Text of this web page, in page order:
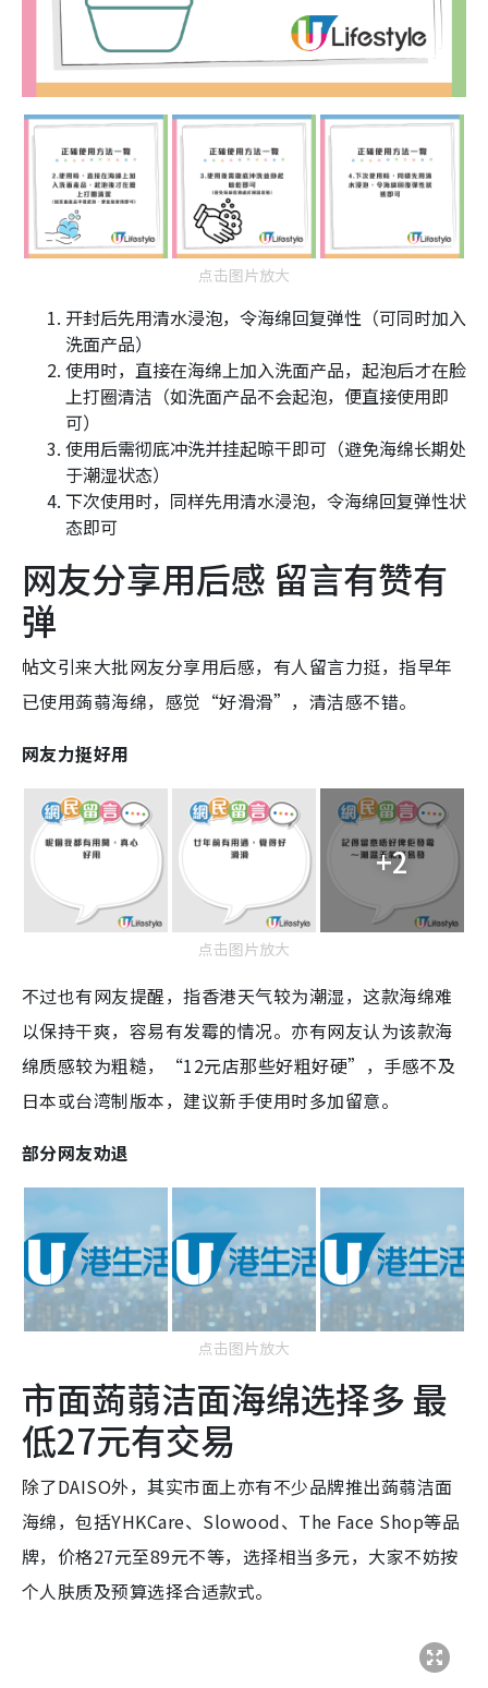
点击图片放大
开封后先用清水浸泡，令海绵回复弹性（可同时加入
洗面产品）
使用时，直接在海绵上加入洗面产品，起泡后才在脸
上打圈清洁（如洗面产品不会起泡，便直接使用即
可）
使用后需彻底冲洗并挂起晾干即可（避免海绵长期处
于潮湿状态）
下次使用时，同样先用清水浸泡，令海绵回复弹性状
态即可
网友分享用后感 留言有赞有
弹
帖文引来大批网友分享用后感，有人留言力挺，指早年
已使用蒟蒻海绵，感觉“好滑滑”，清洁感不错。
网友力挺好用
+2
点击图片放大
不过也有网友提醒，指香港天气较为潮湿，这款海绵难
以保持干爽，容易有发霉的情况。亦有网友认为该款海
绵质感较为粗糙，“12元店那些好粗好硬”，手感不及
日本或台湾制版本，建议新手使用时多加留意。
部分网友劝退
点击图片放大
市面蒟蒻洁面海绵选择多 最
低27元有交易
除了DAISO外，其实市面上亦有不少品牌推出蒟蒻洁面
海绵，包括YHKCare、Slowood、The Face Shop等品
牌，价格27元至89元不等，选择相当多元，大家不妨按
个人肤质及预算选择合适款式。